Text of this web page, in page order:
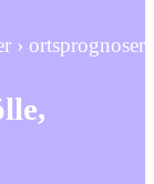
› ortsprognoser